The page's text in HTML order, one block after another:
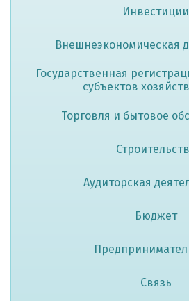
Инвестиции
Внешнеэкономическая
Государственная
субъектов
Торговля и бытовое
Аудиторская
Бюджет
Связь